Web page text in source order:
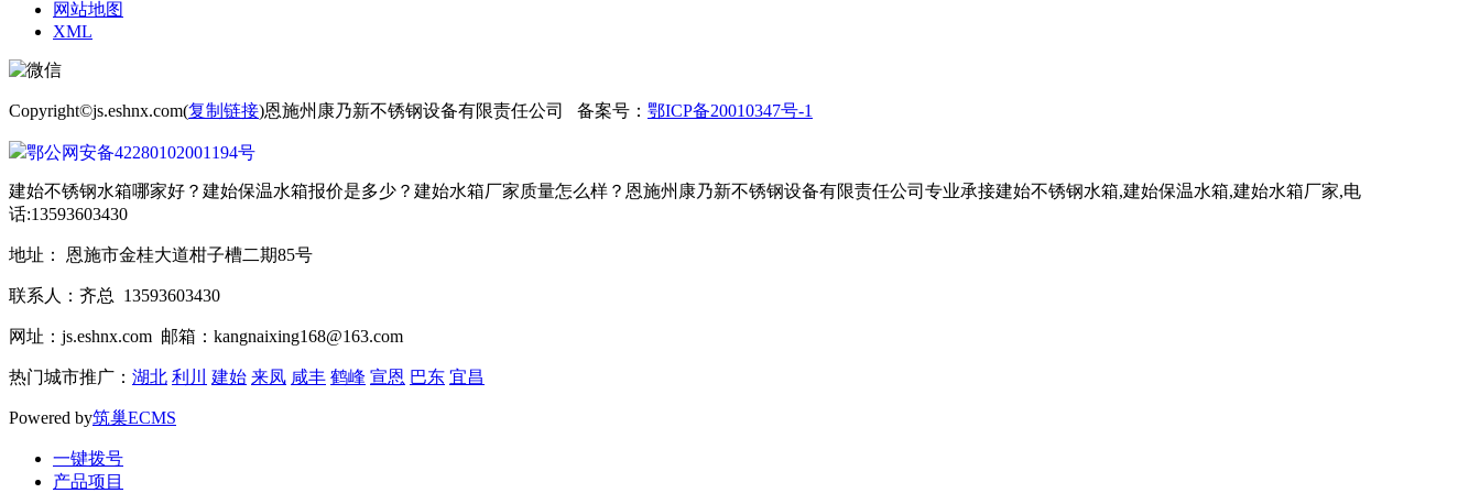
网站地图
XML
Copyright©js.eshnx.com(复制链接)恩施州康乃新不锈钢设备有限责任公司 备案号： 鄂ICP备20010347号-1
鄂公网安备42280102001194号
建始不锈钢水箱哪家好？建始保温水箱报价是多少？建始水箱厂家质量怎么样？恩施州康乃新不锈钢设备有限责任公司专业承接建始不锈钢水箱,建始保温水箱,建始水箱厂家,电
话:13593603430
地址： 恩施市金桂大道柑子槽二期85号
联系人：齐总 13593603430
网址：js.eshnx.com 邮箱：kangnaixing168@163.com
热门城市推广： 湖北 利川 建始 来凤 咸丰 鹤峰 宣恩 巴东 宜昌
Powered by筑巢ECMS
一键拨号
产品项目